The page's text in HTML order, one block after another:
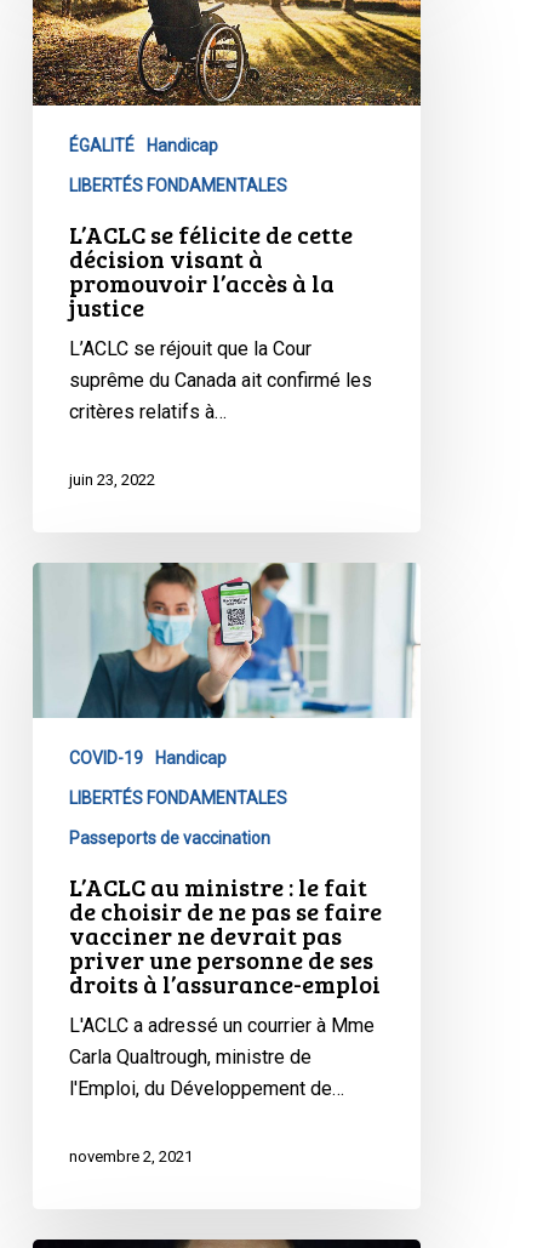
félicite
de
cette
visant
l’accès
justice
ÉGALITÉ Handicap
LIBERTÉS FONDAMENTALES
L’ACLC se félicite de cette
décision visant à
promouvoir l’accès à la
justice
L’ACLC se réjouit que la Cour
suprême du Canada ait confirmé les
critères relatifs à…
juin 23, 2022
choisir
vacciner
devrait
ses
COVID-19 Handicap
LIBERTÉS FONDAMENTALES
Passeports de vaccination
L’ACLC au ministre : le fait
de choisir de ne pas se faire
vacciner ne devrait pas
priver une personne de ses
droits à l’assurance-emploi
L'ACLC a adressé un courrier à Mme
Carla Qualtrough, ministre de
l'Emploi, du Développement de…
novembre 2, 2021